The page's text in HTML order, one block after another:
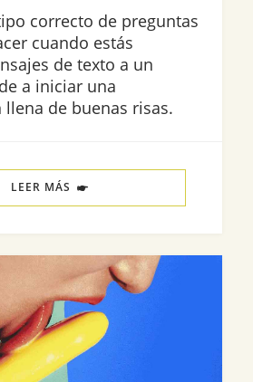
correcto de preguntas
cuando estás
de texto a un
a iniciar una
llena de buenas risas.
LEER MÁS